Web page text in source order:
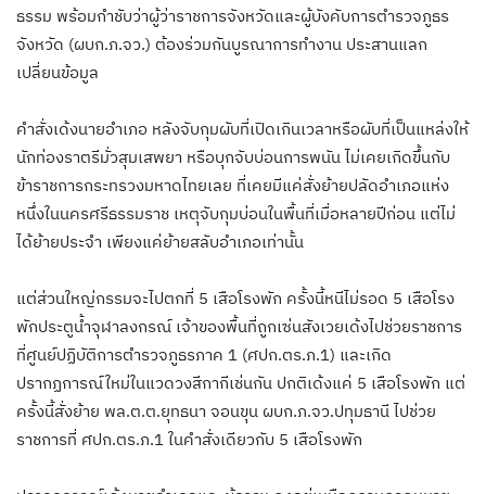
ธรรม พร้อมกำชับว่าผู้ว่าราชการจังหวัดและผู้บังคับการตำรวจภูธร
จังหวัด (ผบก.ภ.จว.) ต้องร่วมกันบูรณาการทำงาน ประสานแลก
เปลี่ยนข้อมูล
คำสั่งเด้งนายอำเภอ หลังจับกุมผับที่เปิดเกินเวลาหรือผับที่เป็นแหล่งให้
นักท่องราตรีมั่วสุมเสพยา หรือบุกจับบ่อนการพนัน ไม่เคยเกิดขึ้นกับ
ข้าราชการกระทรวงมหาดไทยเลย ที่เคยมีแค่สั่งย้ายปลัดอำเภอแห่ง
หนึ่งในนครศรีธรรมราช เหตุจับกุมบ่อนในพื้นที่เมื่อหลายปีก่อน แต่ไม่
ได้ย้ายประจำ เพียงแค่ย้ายสลับอำเภอเท่านั้น
แต่ส่วนใหญ่กรรมจะไปตกที่ 5 เสือโรงพัก ครั้งนี้หนีไม่รอด 5 เสือโรง
พักประตูน้ำจุฬาลงกรณ์ เจ้าของพื้นที่ถูกเซ่นสังเวยเด้งไปช่วยราชการ
ที่ศูนย์ปฏิบัติการตำรวจภูธรภาค 1 (ศปก.ตร.ภ.1) และเกิด
ปรากฏการณ์ใหม่ในแวดวงสีกากีเช่นกัน ปกติเด้งแค่ 5 เสือโรงพัก แต่
ครั้งนี้สั่งย้าย พล.ต.ต.ยุทธนา จอนขุน ผบก.ภ.จว.ปทุมธานี ไปช่วย
ราชการที่ ศปก.ตร.ภ.1 ในคำสั่งเดียวกับ 5 เสือโรงพัก